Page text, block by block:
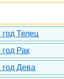
Телец
год Рак
год Дева